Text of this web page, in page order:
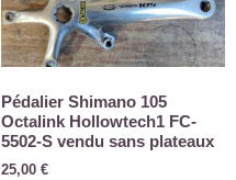
Pédalier Shimano 105
Octalink Hollowtech1 FC-
5502-S vendu sans plateaux
25,00 €